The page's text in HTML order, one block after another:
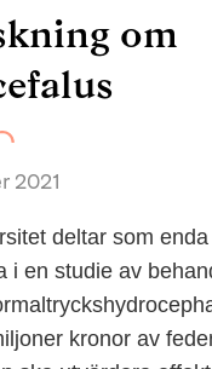
om
2021
deltar som
i en studie av
kronor av